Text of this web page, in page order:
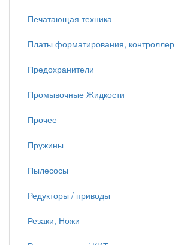
Печатающая техника
Платы форматирования, контроллер
Предохранители
Промывочные Жидкости
Прочее
Пружины
Пылесосы
Редукторы / приводы
Резаки, Ножи